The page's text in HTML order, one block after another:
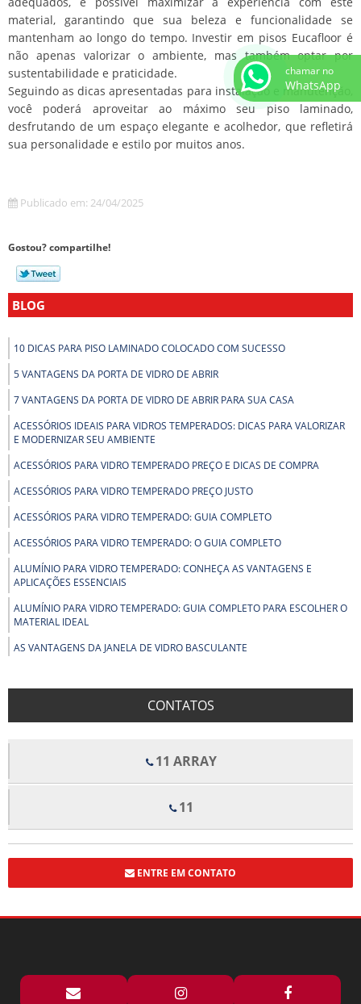
material, garantindo que sua beleza e funcionalidade se
mantenham ao longo do tempo. Investir em pisos Eucafloor é
não apenas valorizar o ambiente, mas também optar por
sustentabilidade e praticidade.
Seguindo as dicas apresentadas para instalação e manutenção,
você poderá aproveitar ao máximo seu piso laminado,
desfrutando de um espaço elegante e acolhedor, que refletirá
sua personalidade e estilo por muitos anos.
Publicado em: 24/04/2025
Gostou? compartilhe!
BLOG
10 DICAS PARA PISO LAMINADO COLOCADO COM SUCESSO
5 VANTAGENS DA PORTA DE VIDRO DE ABRIR
7 VANTAGENS DA PORTA DE VIDRO DE ABRIR PARA SUA CASA
ACESSÓRIOS IDEAIS PARA VIDROS TEMPERADOS: DICAS PARA VALORIZAR
E MODERNIZAR SEU AMBIENTE
ACESSÓRIOS PARA VIDRO TEMPERADO PREÇO E DICAS DE COMPRA
ACESSÓRIOS PARA VIDRO TEMPERADO PREÇO JUSTO
ACESSÓRIOS PARA VIDRO TEMPERADO: GUIA COMPLETO
ACESSÓRIOS PARA VIDRO TEMPERADO: O GUIA COMPLETO
ALUMÍNIO PARA VIDRO TEMPERADO: CONHEÇA AS VANTAGENS E
APLICAÇÕES ESSENCIAIS
ALUMÍNIO PARA VIDRO TEMPERADO: GUIA COMPLETO PARA ESCOLHER O
MATERIAL IDEAL
AS VANTAGENS DA JANELA DE VIDRO BASCULANTE
BENEFÍCIOS DOS FORROS DE FIBRA MINERAL PARA CONFORTO E
QUALIDADE ACÚSTICA EM AMBIENTES
FUNCIONALIDADE PARA SEU BANHEIRO
BOX DE VIDRO ELEGANCE TRANSFORMA ESPAÇOS COM ESTILO E
BOX FLEX PARA BANHEIRO PREÇO E DICAS DE COMPRA
CONTATOS
11 ARRAY
11
ENTRE EM CONTATO
chamar no
WhatsApp